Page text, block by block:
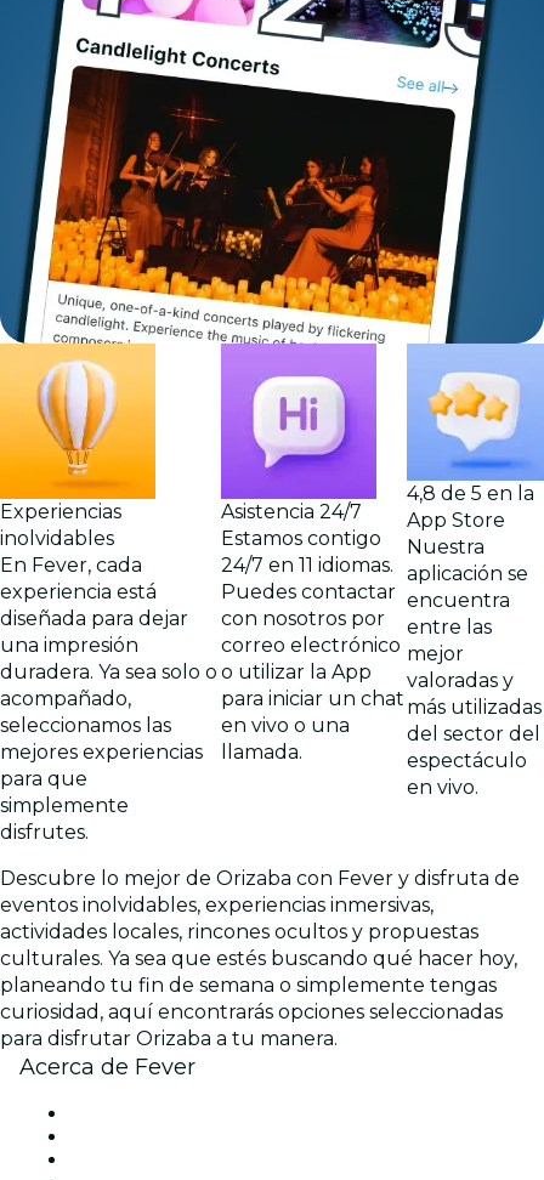
Experiencias
inolvidables
En Fever, cada
experiencia está
diseñada para dejar
una impresión
duradera. Ya sea solo o
acompañado,
seleccionamos las
mejores experiencias
para que
simplemente
disfrutes.
Asistencia 24/7
Estamos contigo
24/7 en 11 idiomas.
Puedes contactar
con nosotros por
correo electrónico
o utilizar la App
para iniciar un chat
en vivo o una
llamada.
4,8 de 5 en la
App Store
Nuestra
aplicación se
encuentra
entre las
mejor
valoradas y
más utilizadas
del sector del
espectáculo
en vivo.
Descubre lo mejor de Orizaba con Fever y disfruta de
eventos inolvidables, experiencias inmersivas,
actividades locales, rincones ocultos y propuestas
culturales. Ya sea que estés buscando qué hacer hoy,
planeando tu fin de semana o simplemente tengas
curiosidad, aquí encontrarás opciones seleccionadas
para disfrutar Orizaba a tu manera.
Acerca de Fever